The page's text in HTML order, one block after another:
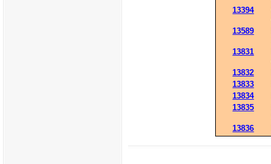
13394
13589
13831
13832
13833
13834
13835
13836